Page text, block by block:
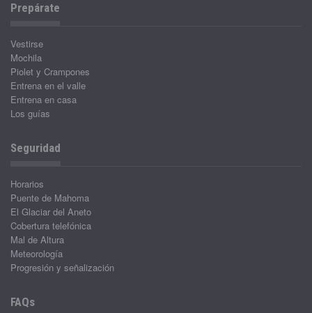
Prepárate
Vestirse
Mochila
Piolet y Crampones
Entrena en el valle
Entrena en casa
Los guías
Seguridad
Horarios
Puente de Mahoma
El Glaciar del Aneto
Cobertura telefónica
Mal de Altura
Meteorología
Progresión y señalización
FAQs